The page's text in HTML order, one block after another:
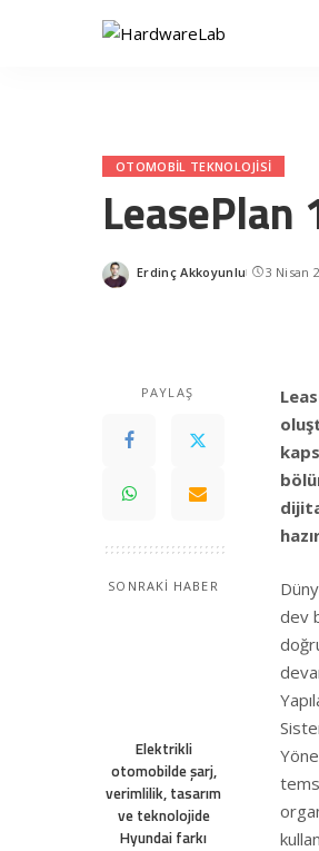
OTOMOBIL TEKNOLOJISI
Posted
Erdinç Akkoyunlu 3 Nisan
PAYLAŞ
SONRAKİ HABER
Elektrikli
otomobilde şarj,
verimlilik, tasarım
ve teknolojide
Hyundai farkı
dev